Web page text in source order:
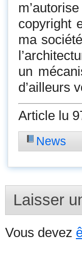
copyright
ma
un
d’ailleurs
Article lu
News
Laisser
Vous devez